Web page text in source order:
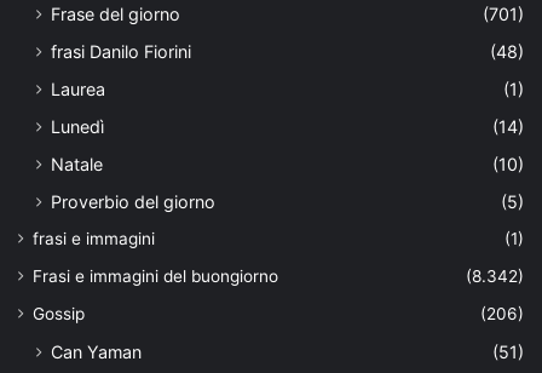
Frase del giorno
(701)
frasi Danilo Fiorini
(48)
Laurea
(1)
Lunedì
(14)
Natale
(10)
Proverbio del giorno
(5)
frasi e immagini
(1)
Frasi e immagini del buongiorno
(8.342)
Gossip
(206)
Can Yaman (51)